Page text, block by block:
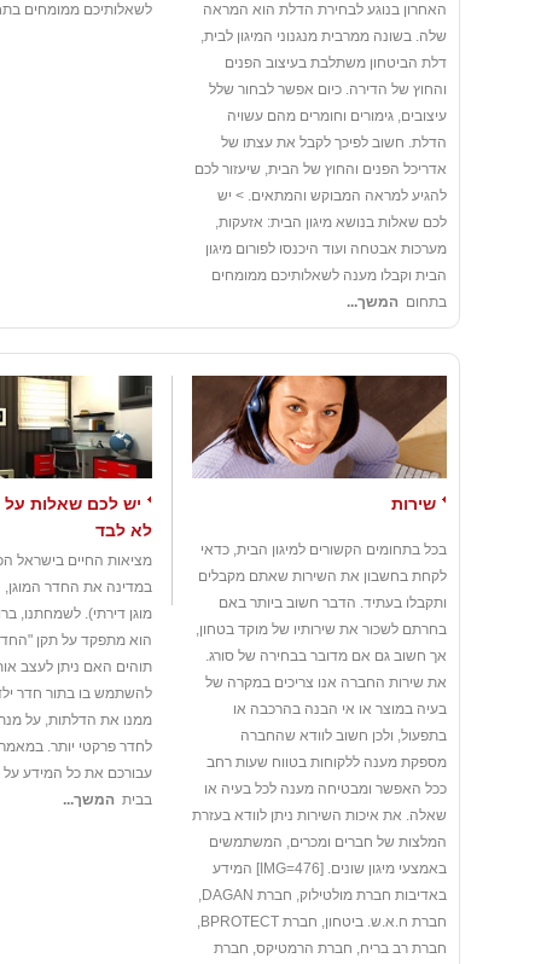
האחרון בנוגע לבחירת הדלת הוא המראה
שלה. בשונה ממרבית מנגנוני המיגון לבית,
דלת הביטחון משתלבת בעיצוב הפנים
והחוץ של הדירה. כיום אפשר לבחור שלל
עיצובים, גימורים וחומרים מהם עשויה
הדלת. חשוב לפיכך לקבל את עצתו של
אדריכל הפנים והחוץ של הבית, שיעזור לכם
להגיע למראה המבוקש והמתאים. > יש
לכם שאלות בנושא מיגון הבית: אזעקות,
מערכות אבטחה ועוד היכנסו לפורום מיגון
הבית וקבלו מענה לשאלותיכם ממומחים
בתחום המשך...
לשאלותיכם ממומחים
שירות
בכל בתחומים הקשורים למיגון הבית, כדאי
לקחת בחשבון את השירות שאתם מקבלים
ותקבלו בעתיד. הדבר חשוב ביותר באם
בחרתם לשכור את שירותיו של מוקד בטחון,
אך חשוב גם אם מדובר בבחירה של סורג.
את שירות החברה אנו צריכים במקרה של
בעיה במוצר או אי הבנה בהרכבה או
בתפעול, ולכן חשוב לוודא שהחברה
מספקת מענה ללקוחות בטווח שעות רחב
ככל האפשר ומבטיחה מענה לכל בעיה או
שאלה. את איכות השירות ניתן לוודא בעזרת
המלצות של חברים ומכרים, המשתמשים
באמצעי מיגון שונים. [IMG=476] המידע
באדיבות חברת מולטילוק, חברת DAGAN,
חברת ח.א.ש. ביטחון, חברת BPROTECT,
חברת רב בריח, חברת הרמטיקס, חברת
יש לכם שאלות
לא לבד
מציאות החיים בישראל
במדינה את החדר
מוגן דירתי). לשמחתנו,
הוא מתפקד על תקן
תוהים האם ניתן לעצב
להשתמש בו בתור חדר
ממנו את הדלתות, על
לחדר פרקטי יותר. במאמר
עבורכם את כל המידע
בבית המשך...